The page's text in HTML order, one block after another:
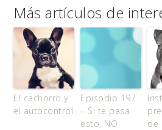
Más artículos de
El cachorro y
el autocontrol
Episodio 197
– Si te pasa
esto, NO
de